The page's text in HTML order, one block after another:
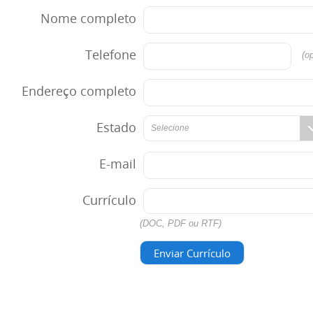
Nome completo
Telefone
Endereço completo
Estado Selecione
E-mail
Currículo
(DOC, PDF ou RTF)